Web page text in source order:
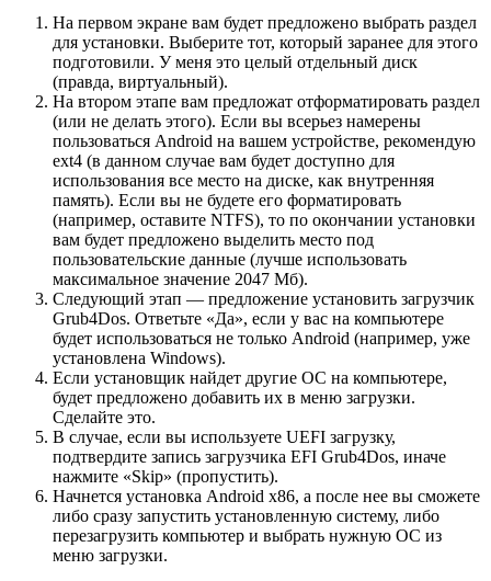
На первом экране вам будет предложено выбрать раздел
для установки. Выберите тот, который заранее для этого
подготовили. У меня это целый отдельный диск
(правда, виртуальный).
На втором этапе вам предложат отформатировать раздел
(или не делать этого). Если вы всерьез намерены
пользоваться Android на вашем устройстве, рекомендую
ext4 (в данном случае вам будет доступно для
использования все место на диске, как внутренняя
память). Если вы не будете его форматировать
(например, оставите NTFS), то по окончании установки
вам будет предложено выделить место под
пользовательские данные (лучше использовать
максимальное значение 2047 Мб).
Следующий этап — предложение установить загрузчик
Grub4Dos. Ответьте «Да», если у вас на компьютере
будет использоваться не только Android (например, уже
установлена Windows).
Если установщик найдет другие ОС на компьютере,
будет предложено добавить их в меню загрузки.
Сделайте это.
В случае, если вы используете UEFI загрузку,
подтвердите запись загрузчика EFI Grub4Dos, иначе
нажмите «Skip» (пропустить).
Начнется установка Android x86, а после нее вы сможете
либо сразу запустить установленную систему, либо
перезагрузить компьютер и выбрать нужную ОС из
меню загрузки.